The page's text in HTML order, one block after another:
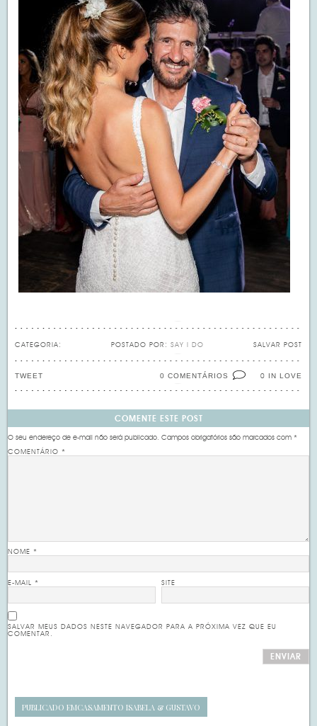
CATEGORIA: SALVAR POST
POSTADO POR: SAY I DO
0 IN LOVE
0 COMENTÁRIOS
TWEET
COMENTE ESTE POST
O seu endereço de e-mail não será publicado. Campos obrigatórios são marcados com*
COMENTÁRIO*
NOME*
E-MAIL* SITE
SALVAR MEUS DADOS NESTE NAVEGADOR PARA A PRÓXIMA VEZ QUE EU
COMENTAR.
PUBLICADO EMCASAMENTO ISABELA & GUSTAVO